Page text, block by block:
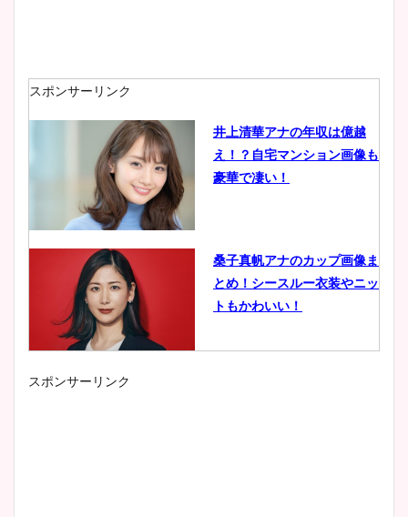
スポンサーリンク
井上清華アナの年収は億越
え！？自宅マンション画像も
豪華で凄い！
桑子真帆アナのカップ画像ま
とめ！シースルー衣装やニッ
トもかわいい！
スポンサーリンク